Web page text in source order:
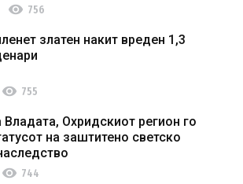
visibility 756
златен накит вреден 1,3
visibility 755
Охридскиот регион го
на заштитено светско
visibility 744